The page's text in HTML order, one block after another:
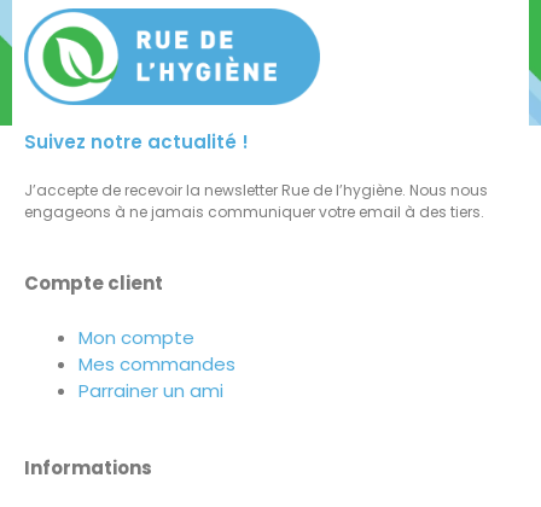
Suivez notre actualité !
J’accepte de recevoir la newsletter Rue de l’hygiène. Nous nous
engageons à ne jamais communiquer votre email à des tiers.
Compte client
Mon compte
Mes commandes
Parrainer un ami
Informations